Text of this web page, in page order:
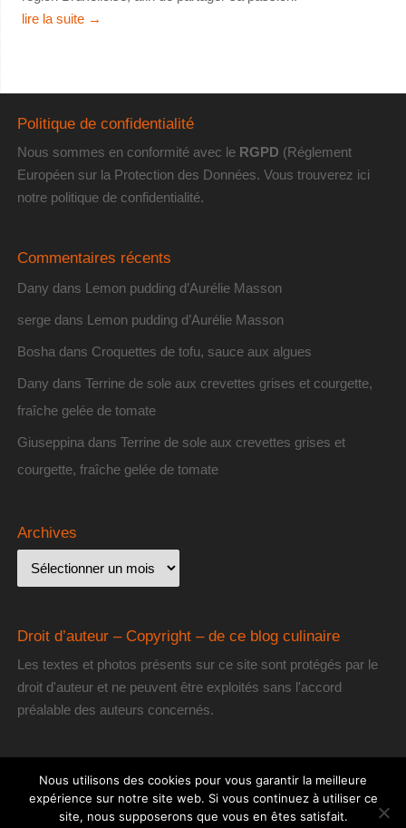
lire la suite →
Politique de confidentialité
Nous sommes en conformité avec le RGPD (Réglement
Européen sur la Protection des Données. Vous trouverez ici
notre politique de confidentialité.
Commentaires récents
Dany dans Lemon pudding d’Aurélie Masson
sergedans Lemon pudding d’Aurélie Masson
Bosha dans Croquettes de tofu, sauce aux algues
Dany dans Terrine de sole aux crevettes grises et courgette,
fraîche gelée de tomate
Giuseppina dans Terrine de sole aux crevettes grises et
courgette, fraîche gelée de tomate
Archives
Droit d’auteur – Copyright – de ce blog culinaire
Les textes et photos présents sur ce site sont protégés par le
droit d'auteur et ne peuvent être exploités sans l'accord
préalable des auteurs concernés.
[les] Gourmantissimes| Fièrement propulsé par Mantra&WordPress.
Nous utilisons des cookies pour vous garantir la meilleure
expérience sur notre site web. Si vous continuez à utiliser ce
site, nous supposerons que vous en êtes satisfait.